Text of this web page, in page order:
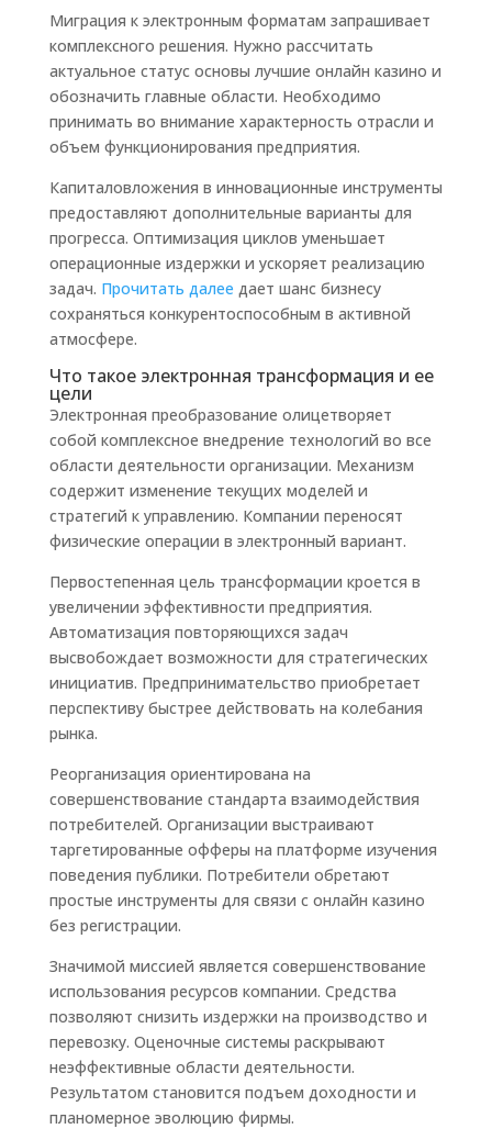
Миграция к электронным форматам запрашивает
комплексного решения. Нужно рассчитать
актуальное статус основы лучшие онлайн казино и
обозначить главные области. Необходимо
принимать во внимание характерность отрасли и
объем функционирования предприятия.
Капиталовложения в инновационные инструменты
предоставляют дополнительные варианты для
прогресса. Оптимизация циклов уменьшает
операционные издержки и ускоряет реализацию
задач. Прочитать далее дает шанс бизнесу
сохраняться конкурентоспособным в активной
атмосфере.
Что такое электронная трансформация и ее
цели
Электронная преобразование олицетворяет
собой комплексное внедрение технологий во все
области деятельности организации. Механизм
содержит изменение текущих моделей и
стратегий к управлению. Компании переносят
физические операции в электронный вариант.
Первостепенная цель трансформации кроется в
увеличении эффективности предприятия.
Автоматизация повторяющихся задач
высвобождает возможности для стратегических
инициатив. Предпринимательство приобретает
перспективу быстрее действовать на колебания
рынка.
Реорганизация ориентирована на
совершенствование стандарта взаимодействия
потребителей. Организации выстраивают
таргетированные офферы на платформе изучения
поведения публики. Потребители обретают
простые инструменты для связи с онлайн казино
без регистрации.
Значимой миссией является совершенствование
использования ресурсов компании. Средства
позволяют снизить издержки на производство и
перевозку. Оценочные системы раскрывают
неэффективные области деятельности.
Результатом становится подъем доходности и
планомерное эволюцию фирмы.